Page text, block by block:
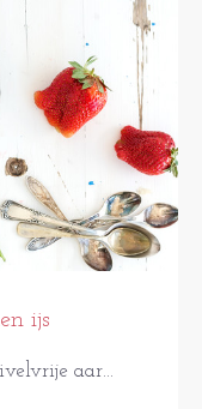
ijs
aar...